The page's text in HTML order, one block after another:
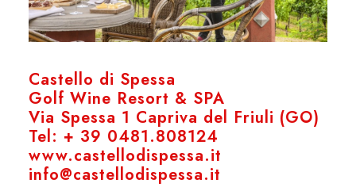
Castello di Spessa
Golf Wine Resort & SPA
Via Spessa 1 Capriva del Friuli (GO)
Tel: + 39 0481.808124
www.castellodispessa.it
info@castellodispessa.it